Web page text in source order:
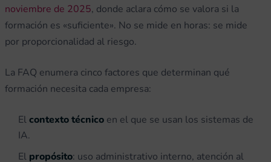
noviembre de 2025, donde aclara cómo se valora si la
formación es «suficiente». No se mide en horas: se mide
por proporcionalidad al riesgo.
La FAQ enumera cinco factores que determinan qué
formación necesita cada empresa:
Elcontexto técnico en el que se usan los sistemas de
IA.
El propósito: uso administrativo interno, atención al